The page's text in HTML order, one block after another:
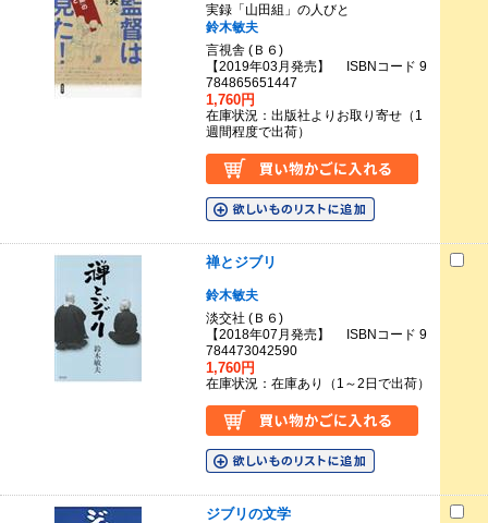
実録「山田組」の人びと
鈴木敏夫
言視舎 (Ｂ６)
【2019年03月発売】 ISBNコード 9
784865651447
1,760円
在庫状況：出版社よりお取り寄せ（1
週間程度で出荷）
禅とジブリ
鈴木敏夫
淡交社 (Ｂ６)
【2018年07月発売】 ISBNコード 9
784473042590
1,760円
在庫状況：在庫あり（1～2日で出荷）
ジブリの文学